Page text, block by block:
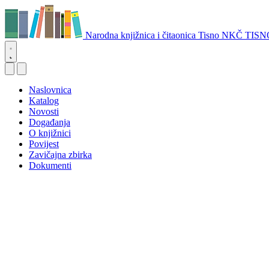
Narodna knjižnica i čitaonica Tisno NKČ
Naslovnica
Katalog
Novosti
Događanja
O knjižnici
Povijest
Zavičajna zbirka
Dokumenti